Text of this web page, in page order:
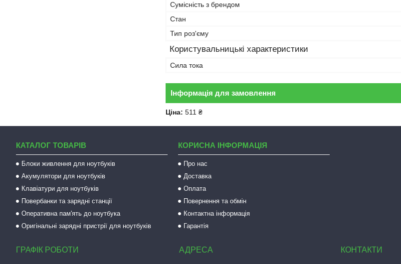
Сумісність з брендом
Стан
Тип роз'єму
Користувальницькі характеристики
Сила тока
Інформація для замовлення
Ціна: 511 ₴
КАТАЛОГ ТОВАРІВ
Блоки живлення для ноутбуків
Акумулятори для ноутбуків
Клавіатури для ноутбуків
Повербанки та зарядні станції
Оперативна пам'ять до ноутбука
Оригінальні зарядні пристрії для ноутбуків
КОРИСНА ІНФОРМАЦІЯ
Про нас
Доставка
Оплата
Повернення та обмін
Контактна інформація
Гарантія
ГРАФІК РОБОТИ